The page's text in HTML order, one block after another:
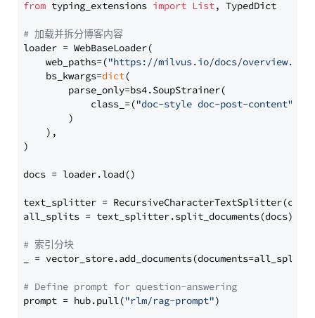
from typing_extensions import List, TypedDict
# 加载并拆分博客内容
loader = WebBaseLoader(
    web_paths=(
"https://milvus.io/docs/overview.md"
    bs_kwargs=
dict(
        parse_only=bs4.SoupStrainer(
            class_=(
"doc-style doc-post-content"
        )
    ),
)
docs = loader.load()
text_splitter =
all_splits = text_splitter.split_documents(docs)
# 索引分块
_ = vector_store.add_documents(documents=all_splits)
# Define prompt for question-answering
prompt = hub.pull("rlm/rag-prompt")